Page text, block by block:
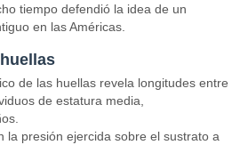
tiempo defendió la idea de un
en las Américas.
de las huellas revela longitudes entre
de estatura media,
la presión ejercida sobre el sustrato a